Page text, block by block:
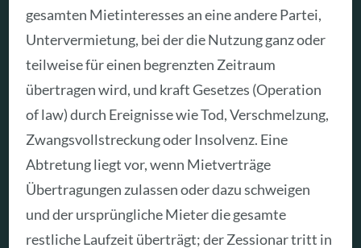
gesamten Mietinteresses an eine andere Partei,
Untervermietung, bei der die Nutzung ganz oder
teilweise für einen begrenzten Zeitraum
übertragen wird, und kraft Gesetzes (Operation
of law) durch Ereignisse wie Tod, Verschmelzung,
Zwangsvollstreckung oder Insolvenz. Eine
Abtretung liegt vor, wenn Mietverträge
Übertragungen zulassen oder dazu schweigen
und der ursprüngliche Mieter die gesamte
restliche Laufzeit überträgt; der Zessionar tritt in